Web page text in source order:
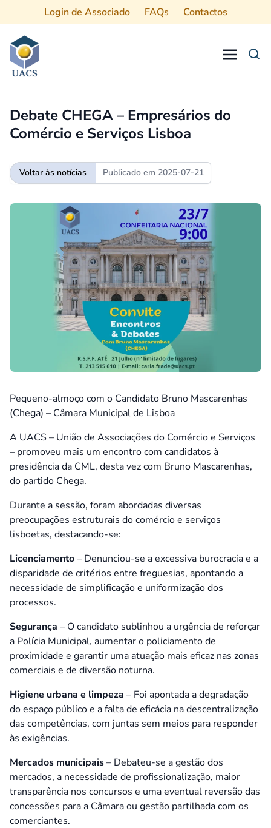
Login de Associado FAQs Contactos
Debate CHEGA – Empresários do
Comércio e Serviços Lisboa
Voltar às notícias Publicado em 2025-07-21
Pequeno-almoço com o Candidato Bruno Mascarenhas
(Chega) – Câmara Municipal de Lisboa
A UACS – União de Associações do Comércio e Serviços
– promoveu mais um encontro com candidatos à
presidência da CML, desta vez com Bruno Mascarenhas,
do partido Chega.
Durante a sessão, foram abordadas diversas
preocupações estruturais do comércio e serviços
lisboetas, destacando-se:
Licenciamento– Denunciou-se a excessiva burocracia e a
disparidade de critérios entre freguesias, apontando a
necessidade de simplificação e uniformização dos
processos.
Segurança – O candidato sublinhou a urgência de reforçar
a Polícia Municipal, aumentar o policiamento de
proximidade e garantir uma atuação mais eficaz nas zonas
comerciais e de diversão noturna.
Higiene urbana e limpeza – Foi apontada a degradação
do espaço público e a falta de eficácia na descentralização
das competências, com juntas sem meios para responder
às exigências.
Mercados municipais– Debateu-se a gestão dos
mercados, a necessidade de profissionalização, maior
transparência nos concursos e uma eventual reversão das
concessões para a Câmara ou gestão partilhada com os
comerciantes.